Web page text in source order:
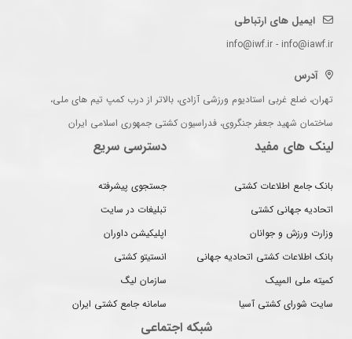
ایمیل های ارتباطی
info@iwf.ir - info@iawf.ir
آدرس
تهران، ضلع غربی استادیوم ورزشی آزادی، بالاتر از درب کمپ تیم های ملی،
ساختمان شهید جعفر جنگروی، فدراسیون کشتی جمهوری اسلامی ایران
لینک های مفید
بانک جامع اطلاعات کشتی
اتحادیه جهانی کشتی
وزارت ورزش و جوانان
بانک اطلاعات کشتی اتحادیه جهانی
کمیته ملی المپیک
سایت شورای کشتی آسیا
دسترسی سریع
جستجوی پیشرفته
تبلیغات در سایت
اپلیکیشن داوران
انستیتو کشتی
سازمان لیگ
سامانه جامع کشتی ایران
شبکه اجتماعی